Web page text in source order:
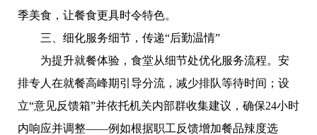
季美食，让餐食更具时令特色。
三、 细化服务细节，传递“后勤温情”
为提升就餐体验，食堂从细节处优化服务流程。安
排专人在就餐高峰期引导分流，减少排队等待时间；设
立“意见反馈箱”并依托机关内部群收集建议，确保24小时
内响应并调整——例如根据职工反馈增加餐品辣度选